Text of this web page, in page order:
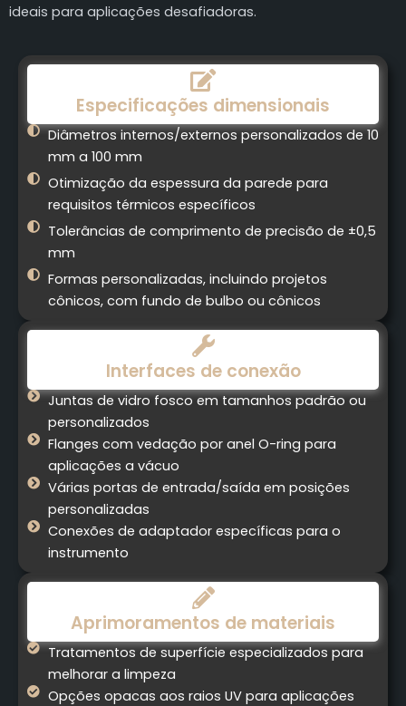
ideais para aplicações desafiadoras.
Especificações dimensionais
Diâmetros internos/externos personalizados de 10
mm a 100 mm
Otimização da espessura da parede para
requisitos térmicos específicos
Tolerâncias de comprimento de precisão de ±0,5
mm
Formas personalizadas, incluindo projetos
cônicos, com fundo de bulbo ou cônicos
Interfaces de conexão
Juntas de vidro fosco em tamanhos padrão ou
personalizados
Flanges com vedação por anel O-ring para
aplicações a vácuo
Várias portas de entrada/saída em posições
personalizadas
Conexões de adaptador específicas para o
instrumento
Aprimoramentos de materiais
Tratamentos de superfície especializados para
melhorar a limpeza
Opções opacas aos raios UV para aplicações